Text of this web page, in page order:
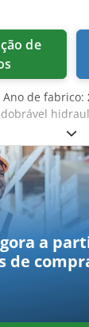
Ano de fabrico:
raspador
correia
Motor:
HP Pista
descarga
a
de